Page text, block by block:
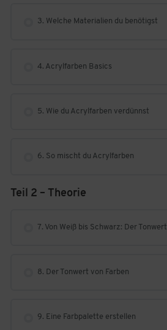
3. Welche Materialien du benötigst
4. Acrylfarben Basics
5. Wie du Acrylfarben verdünnst
6. So mischt du Acrylfarben
Teil 2 – Theorie
7. Von Weiß bis Schwarz: Der Tonwert
8. Der Tonwert von Farben
9. Eine Farbpalette erstellen